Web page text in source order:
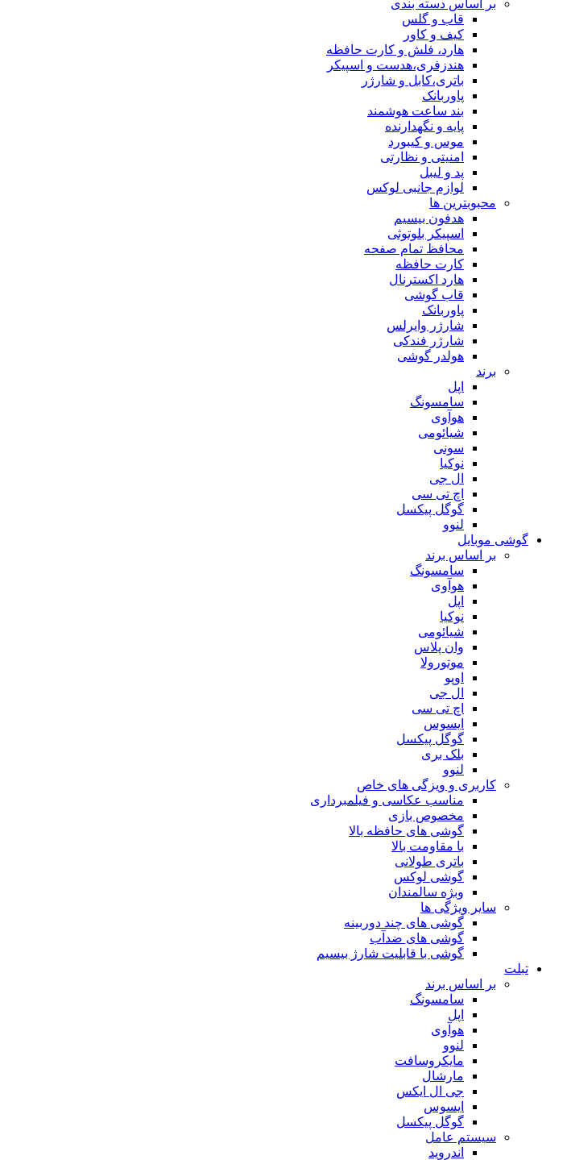
بر اساس دسته بندی
قاب و گلس
کیف و کاور
هارد، فلش و کارت حافظه
هندزفری،هدست و اسپیکر
باتری،کابل و شارژر
پاوربانک
بند ساعت هوشمند
پایه و نگهدارنده
موس و کیبورد
امنیتی و نظارتی
پد و لیبل
لوازم جانبی لوکس
محبوبترین ها
هدفون بیسیم
اسپیکر بلوتوثی
محافظ تمام صفحه
کارت حافظه
هارد اکسترنال
قاب گوشی
پاوربانک
شارژر وایرلس
شارژر فندکی
هولدر گوشی
برند
اپل
سامسونگ
هوآوی
شیائومی
سونی
نوکیا
ال جی
اچ تی سی
گوگل پیکسل
لنوو
گوشی موبایل
بر اساس برند
سامسونگ
هوآوی
اپل
نوکیا
شیائومی
وان پلاس
موتورولا
اوپو
ال جی
اچ تی سی
ایسوس
گوگل پیکسل
بلک بری
لنوو
کاربری و ویزگی های خاص
مناسب عکاسی و فیلمبرداری
مخصوص بازی
گوشی های حافظه بالا
با مقاومت بالا
باتری طولانی
گوشی لوکس
وبژه سالمندان
سایر ویژگی ها
گوشی های چند دوربینه
گوشی های ضدآب
گوشی با قابلیت شارژ بیسیم
تبلت
بر اساس برند
سامسونگ
اپل
هوآوی
لنوو
مایکروسافت
مارشال
جی ال ایکس
ایسوس
گوگل پیکسل
سیستم عامل
اندروید